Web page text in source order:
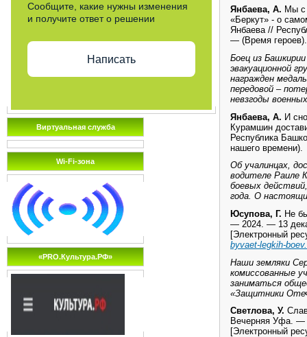
Сообщите, какие нужны изменения
и получите ответ о решении
Написать
Виртуальная служба
Wi-Fi-зона
«PRO.Культура.РФ»
Янбаева, А. Мы с
«Беркут» - о
Янбаева //
— (Время героев).
Боец из
эвакуационной
награжден
передовой –
невзгоды
Янбаева, А. И
Курамшин
Республика
нашего времени).
Об учалинцах,
водителе Раиле
боевых
года. О
Юсупова, Г. Не
— 2024. — 13
[Электронный
byvaet-legkih-
Наши земляки
комиссованные
заниматься
«Защитники
Светлова, У.
Вечерняя Уфа.
[Электронный